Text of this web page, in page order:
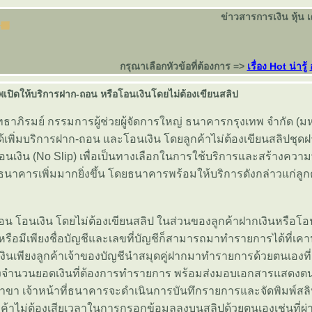
ข่าวสารการเงิน หุ้น
กรุณาเลือกหัวข้อที่ต้องการ => เรื่อง Hot น่ารู้
เปิดให้บริการฝาก-ถอน หรือโอนเงินโดยไม่ต้องเขียนสลิป
าภิรมย์ กรรมการผู้ช่วยผู้จัดการใหญ่ ธนาคารกรุงเทพ จำกัด (ม
เพิ่มบริการฝาก-ถอน และโอนเงิน โดยลูกค้าไม่ต้องเขียนสลิปชุดฝ
เงิน (No Slip) เพื่อเป็นทางเลือกในการใช้บริการและสร้างควา
าคารเพิ่มมากยิ่งขึ้น โดยธนาคารพร้อมให้บริการดังกล่าวแก่ลู
น โอนเงิน โดยไม่ต้องเขียนสลิป ในส่วนของลูกค้าฝากเงินหรือโอ
อมีเพียงชื่อบัญชีและเลขที่บัญชีก็สามารถมาทำรายการได้ที่เคา
นเพียงลูกค้าเจ้าของบัญชีนำสมุดคู่ฝากมาทำรายการด้วยตนเองที่
นวนยอดเงินที่ต้องการทำรายการ พร้อมส่งมอบเอกสารแสดง
ขา เจ้าหน้าที่ธนาคารจะดำเนินการบันทึกรายการและจัดพิมพ์ส
าไม่ต้องเสียเวลาในการกรอกข้อมูลลงบนสลิปด้วยตนเองเช่นที่ผ่